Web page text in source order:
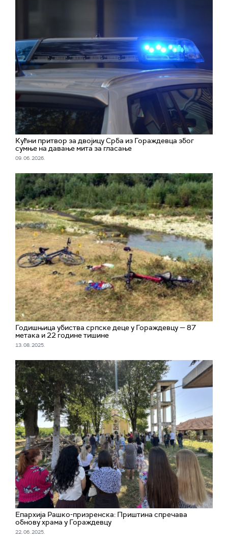
Кућни притвор за двојицу Срба из Гораждевца због
сумње на давање мита за гласање
09. 06. 2026.
Годишњица убиства српске деце у Гораждевцу — 87
метака и 22 године тишине
13. 08. 2025.
Епархија Рашко-призренска: Приштина спречава
обнову храма у Гораждевцу
22. 06. 2025.